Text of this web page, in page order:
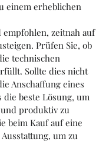
einem erheblichen
zeitnah auf
Prüfen Sie, ob
technischen
Sollte dies nicht
Anschaffung eines
beste Lösung, um
produktiv zu
beim Kauf auf eine
um zu